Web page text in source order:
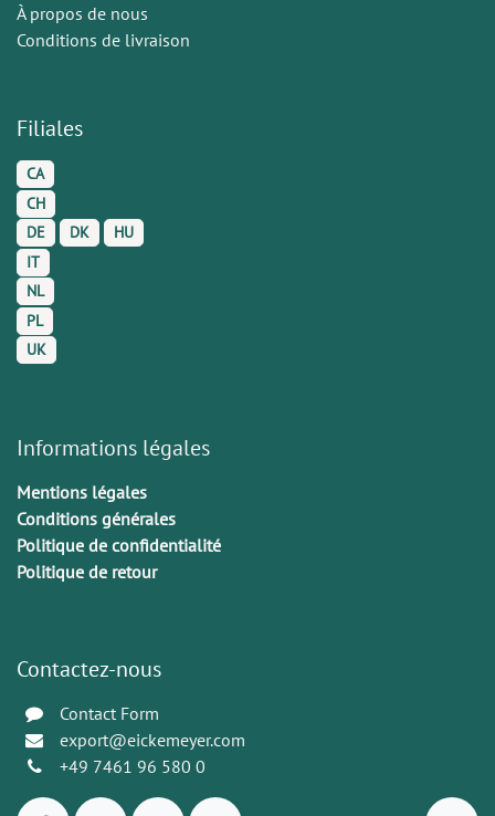
À propos de nous
Conditions de livraison
Filiales
CA
CH
DE
DK
HU
IT
NL
PL
UK
Informations légales
Mentions légales
Conditions générales
Politique de confidentialité
Politique de retour
Contactez-nous
Contact Form
export@eickemeyer.com
+49 7461 96 580 0